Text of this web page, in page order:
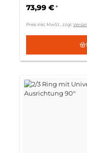
73,99 € *
Preis inkl. MwSt., zzgl.